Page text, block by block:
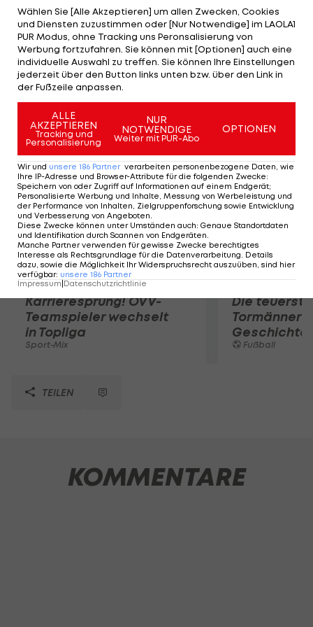
der Bundesliga", so der ÖFB-Teamspieler. Generell
freue er sich auf die deutsche Bundesliga. "Von der
Infrastruktur und den Zuschauer-Zahlen ist das die
beste Liga der Welt. Da kommt auch die Premier
League nicht mit", erklärt der langjährige England-
Legionär.
Mehr zum Thema
Karrieresprung! ÖVV-
Teamspieler wechselt
in Topliga
Sport-Mix
Die
Tormänner
Geschichte
Fußball
TEILEN
KOMMENTARE
Wählen Sie [Alle Akzeptieren] um allen Zwecken, Cookies
und Diensten zuzustimmen oder [Nur Notwendige] im LAOLA1
PUR Modus, ohne Tracking uns Peronsalisierung von
Werbung fortzufahren. Sie können mit [Optionen] auch eine
individuelle Auswahl zu treffen. Sie können Ihre Einstellungen
jederzeit über den Button links unten bzw. über den Link in
der Fußzeile anpassen.
ALLE
AKZEPTIEREN
Tracking und
Personalisierung
NUR
NOTWENDIGE
Weiter mit PUR-Abo
OPTIONEN
Wir und unsere 186 Partner verarbeiten personenbezogene Daten, wie
Ihre IP-Adresse und Browser-Attribute für die folgenden Zwecke:
Speichern von oder Zugriff auf Informationen auf einem Endgerät;
Personalisierte Werbung und Inhalte, Messung von Werbeleistung und
der Performance von Inhalten, Zielgruppenforschung sowie Entwicklung
und Verbesserung von Angeboten.
Diese Zwecke können unter Umständen auch: Genaue Standortdaten
und Identifikation durch Scannen von Endgeräten.
Manche Partner verwenden für gewisse Zwecke berechtigtes
Interesse als Rechtsgrundlage für die Datenverarbeitung. Details
dazu, sowie die Möglichkeit Ihr Widerspruchsrecht auszuüben, sind hier
verfügbar: unsere 186 Partner
Impressum Datenschutzrichtlinie